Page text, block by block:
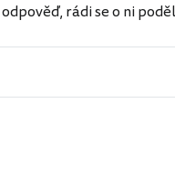
rádi se o ni